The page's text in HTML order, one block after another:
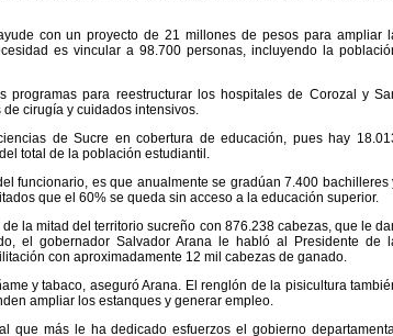
con un proyecto de 21 millones de pesos para ampliar
es vincular a 98.700 personas, incluyendo la
para reestructurar los hospitales de Corozal y
cirugía y cuidados intensivos.
de Sucre en cobertura de educación, pues hay
total de la población estudiantil.
funcionario, es que anualmente se gradúan 7.400 bachilleres
que el 60% se queda sin acceso a la educación superior.
la mitad del territorio sucreño con 876.238 cabezas, que le
el gobernador Salvador Arana le habló al Presidente de
con aproximadamente 12 mil cabezas de ganado.
y tabaco, aseguró Arana. El renglón de la pisicultura
ampliar los estanques y generar empleo.
que más le ha dedicado esfuerzos el gobierno